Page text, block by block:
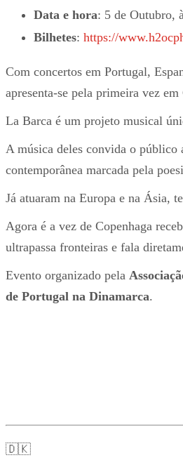
Data e hora: 5 de Outubro,
Bilhetes: https://
Com concertos em Portugal,
apresenta-se pela primeira vez
La Barca é um projeto musical
A música deles convida o público
contemporânea marcada pela
Já atuaram na Europa e na Ásia,
Agora é a vez de Copenhaga
ultrapassa fronteiras e fala
Evento organizado pela
de Portugal na Dinamarca.
🇩🇰